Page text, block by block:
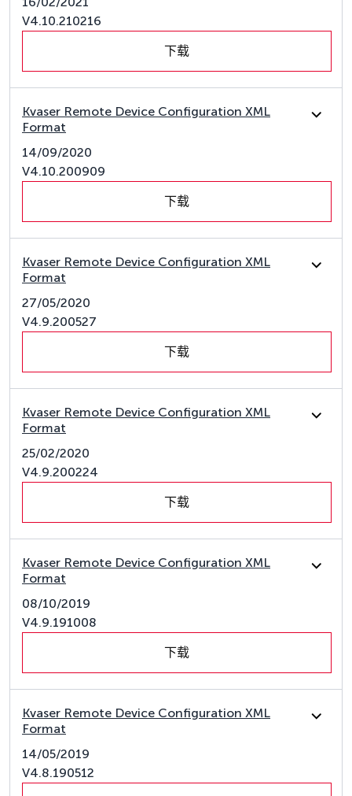
V4.10.210216
下载
Kvaser Remote Device Configuration XML
Format
14/09/2020
V4.10.200909
下载
Kvaser Remote Device Configuration XML
Format
27/05/2020
V4.9.200527
下载
Kvaser Remote Device Configuration XML
Format
25/02/2020
V4.9.200224
下载
Kvaser Remote Device Configuration XML
Format
08/10/2019
V4.9.191008
下载
Kvaser Remote Device Configuration XML
Format
14/05/2019
V4.8.190512